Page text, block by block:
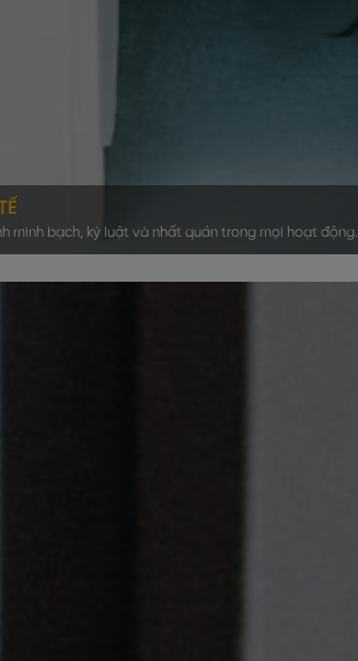
minh bạch, kỷ luật và nhất quán trong mọi hoạt động.